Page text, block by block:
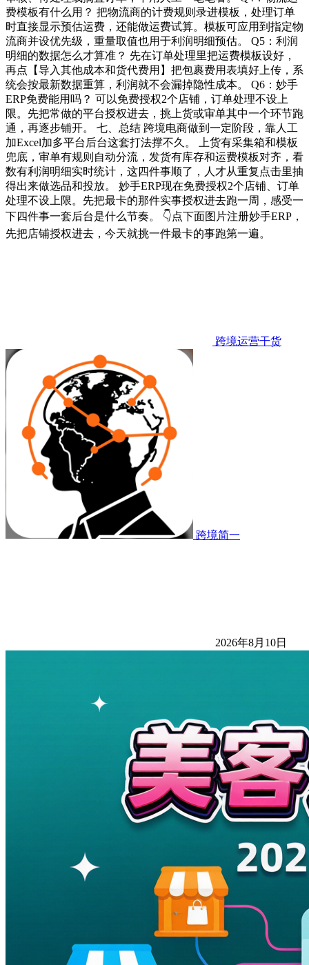
费模板有什么用？ 把物流商的计费规则录进模板，处理订单
时直接显示预估运费，还能做运费试算。模板可应用到指定物
流商并设优先级，重量取值也用于利润明细预估。 Q5：利润
明细的数据怎么才算准？ 先在订单处理里把运费模板设好，
再点【导入其他成本和货代费用】把包裹费用表填好上传，系
统会按最新数据重算，利润就不会漏掉隐性成本。 Q6：妙手
ERP免费能用吗？ 可以免费授权2个店铺，订单处理不设上
限。先把常做的平台授权进去，挑上货或审单其中一个环节跑
通，再逐步铺开。 七、总结 跨境电商做到一定阶段，靠人工
加Excel加多平台后台这套打法撑不久。 上货有采集箱和模板
兜底，审单有规则自动分流，发货有库存和运费模板对齐，看
数有利润明细实时统计，这四件事顺了，人才从重复点击里抽
得出来做选品和投放。 妙手ERP现在免费授权2个店铺、订单
处理不设上限。先把最卡的那件实事授权进去跑一周，感受一
下四件事一套后台是什么节奏。 👇点下面图片注册妙手ERP，
先把店铺授权进去，今天就挑一件最卡的事跑第一遍。
跨境运营干货
跨境简一
2026年8月10日